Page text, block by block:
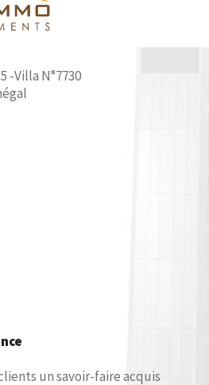
-Villa N°7730
un savoir-faire acquis